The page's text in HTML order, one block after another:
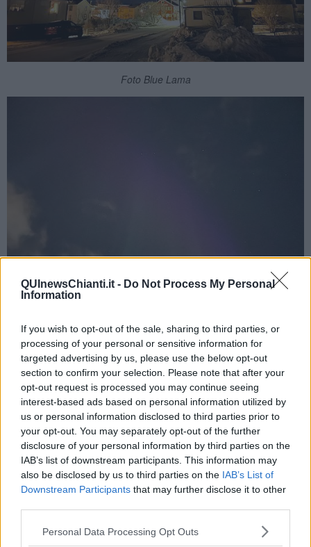
QUInewsChianti.it - Do Not Process My Personal
Information
If you wish to opt-out of the sale, sharing to third parties, or
processing of your personal or sensitive information for
targeted advertising by us, please use the below opt-out
section to confirm your selection. Please note that after your
opt-out request is processed you may continue seeing
interest-based ads based on personal information utilized by
us or personal information disclosed to third parties prior to
your opt-out. You may separately opt-out of the further
disclosure of your personal information by third parties on the
IAB’s list of downstream participants. This information may
also be disclosed by us to third parties on the IAB’s List of
Downstream Participants that may further disclose it to other
Personal Data Processing Opt Outs
Foto Blue Lama
Foto Blue Lama
Gli esseri umaninonsono dotati divisione notturnae i colori
delle aurore polari, a meno che non siano molto accentuati o ci si
trovi in un luogo buio e senza luna,raramentesi possono
apprezzare aocchio nudo. Nella maggior parte dei casi quindi i
bagliori si visualizzano solo inquadrandoli nello schermo delle
macchine fotografiche o delle fotocamere dei telefoni cellulari. Gli
obiettivi devono essere puntatisempreverso la stessaporzione di
cielo: quella situatain direzione del polo . Nel caso della
Norvegia, ovviamente, verso nord.
Ci sono delle
appche segnalano i picchidi attività solare ma la
loro attendibilità è abbastanzarelativa. Una notte andai a caccia di
aurore con unfotografo professionistache vive alle Lofoten: le
previsioni delle app erano
incoraggianti
ma, mentre ci recavamo
nella localitá prescelta, luinon si sbilanciò
sul successo della